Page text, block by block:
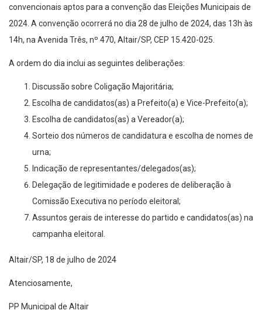
convencionais aptos para a convenção das Eleições Municipais de
2024. A convenção ocorrerá no dia 28 de julho de 2024, das 13h às
14h, na Avenida Três, nº 470, Altair/SP, CEP 15.420-025.
A ordem do dia inclui as seguintes deliberações:
Discussão sobre Coligação Majoritária;
Escolha de candidatos(as) a Prefeito(a) e Vice-Prefeito(a);
Escolha de candidatos(as) a Vereador(a);
Sorteio dos números de candidatura e escolha de nomes de
urna;
Indicação de representantes/delegados(as);
Delegação de legitimidade e poderes de deliberação à
Comissão Executiva no período eleitoral;
Assuntos gerais de interesse do partido e candidatos(as) na
campanha eleitoral.
Altair/SP, 18 de julho de 2024
Atenciosamente,
PP Municipal de Altair